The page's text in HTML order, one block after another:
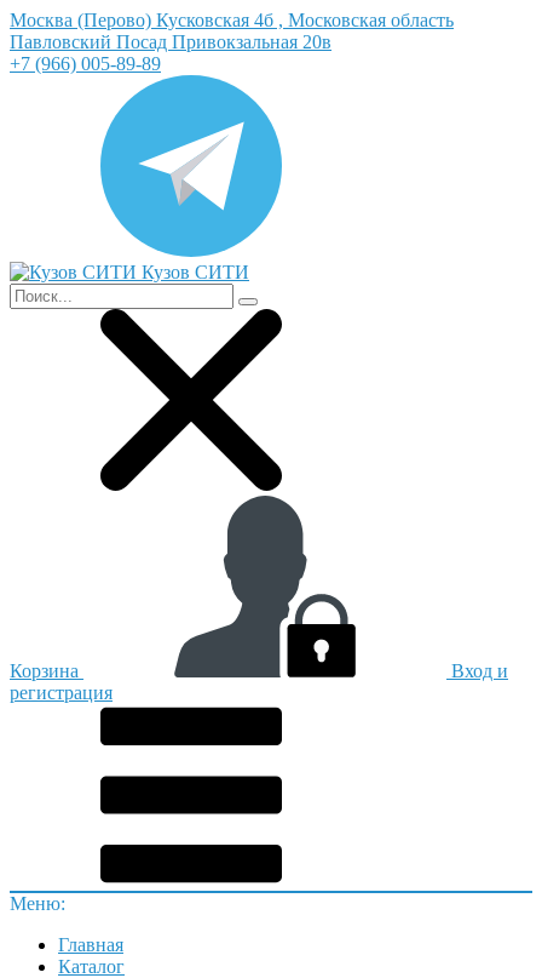
Москва (Перово) Кусковская 4б , Московская область
Павловский Посад Привокзальная 20в
+7 (966) 005-89-89
Кузов СИТИ
Корзина
Вход и
регистрация
Меню:
Главная
Каталог